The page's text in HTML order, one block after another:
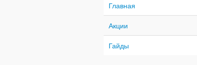
Главная
Акции
Гайды